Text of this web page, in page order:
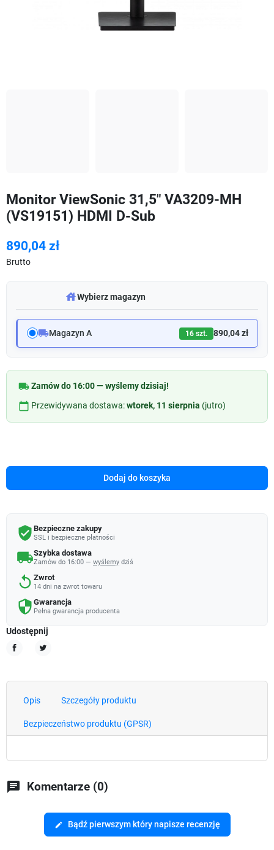
Monitor ViewSonic 31,5" VA3209-MH
(VS19151) HDMI D-Sub
890,04 zł
Brutto
warehouseWybierz magazyn
local_shippingMagazyn A 16 szt. 890,04 zł
local_shippingZamów do 16:00 — wyślemy dzisiaj!
calendar_today Przewidywana dostawa:wtorek, 11 sierpnia (jutro)
Dodaj do koszyka
verified_user Bezpieczne zakupy
SSL i bezpieczne płatności
local_shippingSzybka dostawa
Zamów do 16:00 — wyślemy dziś
replay Zwrot
14 dni na zwrot towaru
security Gwarancja
Pełna gwarancja producenta
Udostępnij
Opis Szczegóły produktu
Bezpieczeństwo produktu (GPSR)
chat Komentarze (0)
edit Bądź pierwszym który napisze recenzję